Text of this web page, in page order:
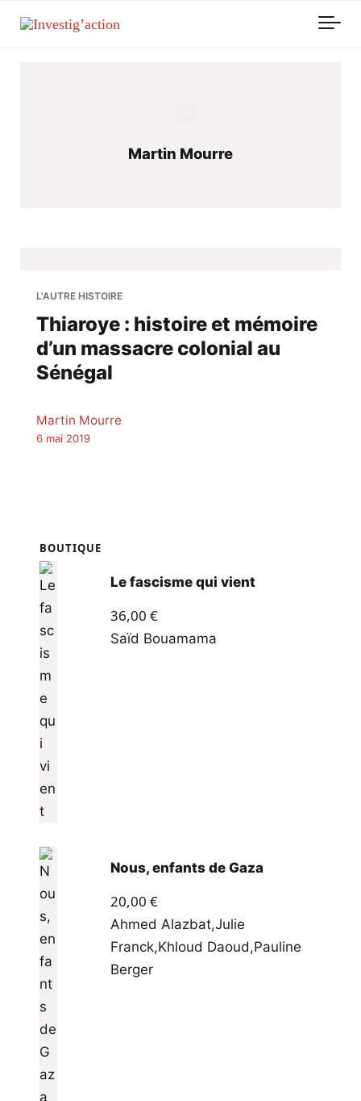
Martin Mourre
L'AUTRE HISTOIRE
Thiaroye : histoire et mémoire
d’un massacre colonial au
Sénégal
Martin Mourre
6 mai 2019
BOUTIQUE
Le fascisme qui vient
36,00 €
Saïd Bouamama
Nous, enfants de Gaza
20,00 €
Ahmed Alazbat,Julie
Franck,Khloud Daoud,Pauline
Berger